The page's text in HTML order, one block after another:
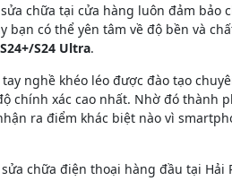
chữa tại cửa hàng luôn đảm bảo
bạn có thể yên tâm về độ bền và
S24 Ultra.
nghề khéo léo được đào tạo
chính xác cao nhất. Nhờ đó thành
ra điểm khác biệt nào vì
chữa điện thoại hàng đầu tại Hải